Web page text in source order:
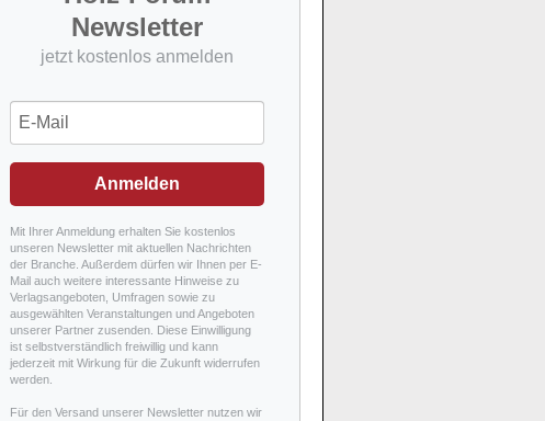
Newsletter
jetzt kostenlos anmelden
Anmelden
Mit Ihrer Anmeldung erhalten Sie kostenlos
unseren Newsletter mit aktuellen Nachrichten
der Branche. Außerdem dürfen wir Ihnen per E-
Mail auch weitere interessante Hinweise zu
Verlagsangeboten, Umfragen sowie zu
ausgewählten Veranstaltungen und Angeboten
unserer Partner zusenden. Diese Einwilligung
ist selbstverständlich freiwillig und kann
jederzeit mit Wirkung für die Zukunft widerrufen
werden.
Für den Versand unserer Newsletter nutzen wir